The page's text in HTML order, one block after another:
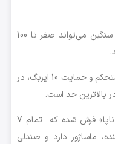
به همین خاطر است که این غول زیبا و سنگین می‌تواند صفر تا 100
باکس اتاق به واسطه استفاده از فولاد مستحکم و حمایت 10 ایربگ، در
بالاترین حد است.
داخل کابین هم با چرم طبیعی از نوع «ناپا» فرش شده که تمام 7
ماساژور دارد و صندلی